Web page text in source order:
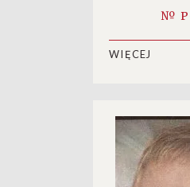
№
WIĘCEJ